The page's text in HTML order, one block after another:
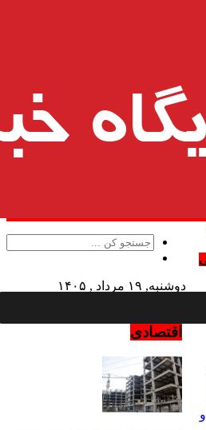
دوشنبه, ۱۹ مرداد , ۱۴۰۵
اقتصادی